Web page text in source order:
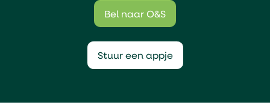
Bel naar O&S
Stuur een appje